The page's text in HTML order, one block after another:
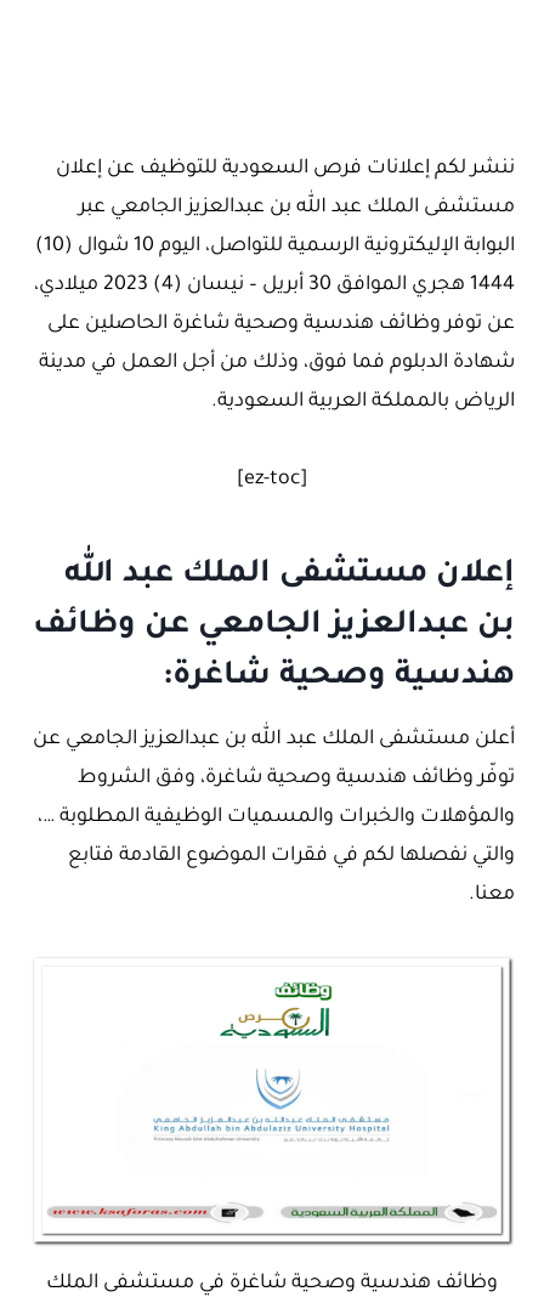
ننشر لكم إعلانات فرص السعودية للتوظيف عن إعلان
مستشفى الملك عبد الله بن عبدالعزيز الجامعي عبر
البوابة الإليكترونية الرسمية للتواصل، اليوم 10 شوال (10)
1444 هجري الموافق 30 أبريل – نيسان (4) 2023 ميلادي،
عن توفر وظائف هندسية وصحية شاغرة الحاصلين على
شهادة الدبلوم فما فوق، وذلك من أجل العمل في مدينة
الرياض بالمملكة العربية السعودية.
[ez-toc]
إعلان مستشفى الملك عبد الله
بن عبدالعزيز الجامعي عن وظائف
هندسية وصحية شاغرة:
أعلن مستشفى الملك عبد الله بن عبدالعزيز الجامعي عن
توفّر وظائف هندسية وصحية شاغرة، وفق الشروط
والمؤهلات والخبرات والمسميات الوظيفية المطلوبة …،
والتي نفصلها لكم في فقرات الموضوع القادمة فتابع
معنا.
وظائف هندسية وصحية شاغرة في مستشفى الملك